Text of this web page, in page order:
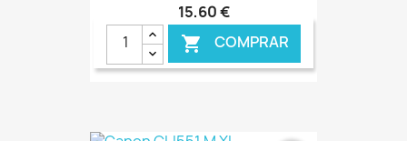
15,60 €
 COMPRAR